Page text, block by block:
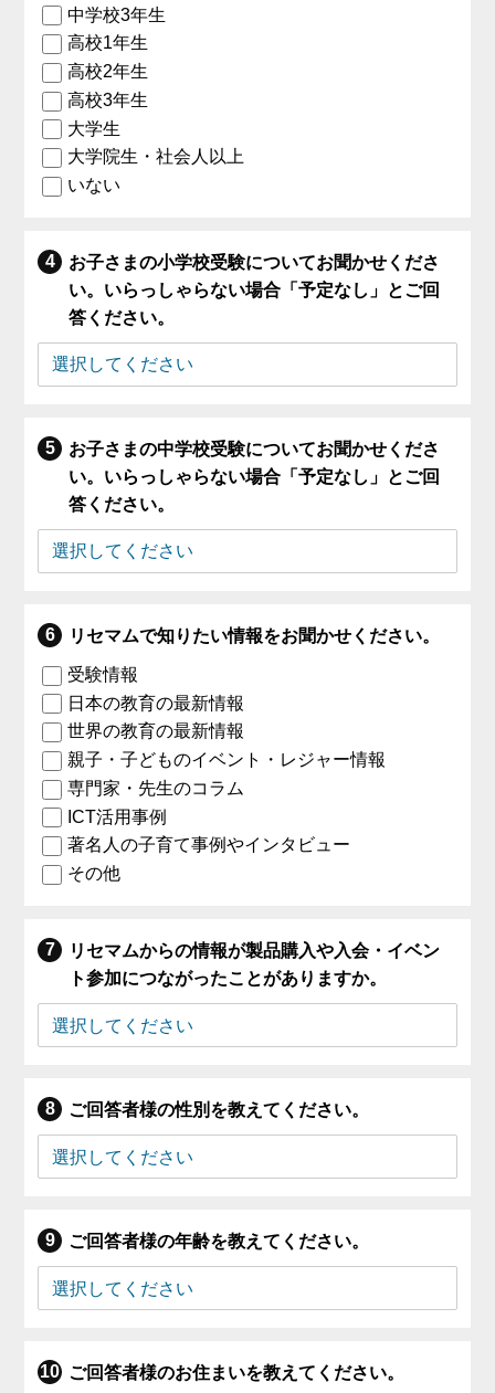
中学校3年生
高校1年生
高校2年生
高校3年生
大学生
大学院生・社会人以上
いない
お子さまの小学校受験についてお聞かせくださ
い。いらっしゃらない場合「予定なし」とご回
答ください。
お子さまの中学校受験についてお聞かせくださ
い。いらっしゃらない場合「予定なし」とご回
答ください。
リセマムで知りたい情報をお聞かせください。
受験情報
日本の教育の最新情報
世界の教育の最新情報
親子・子どものイベント・レジャー情報
専門家・先生のコラム
ICT活用事例
著名人の子育て事例やインタビュー
その他
リセマムからの情報が製品購入や入会・イベン
ト参加につながったことがありますか。
ご回答者様の性別を教えてください。
ご回答者様の年齢を教えてください。
ご回答者様のお住まいを教えてください。